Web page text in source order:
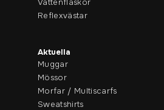
Vattenflaskor
Reflexvästar
Aktuella
Muggar
Mössor
Morfar / Multiscarfs
Sweatshirts